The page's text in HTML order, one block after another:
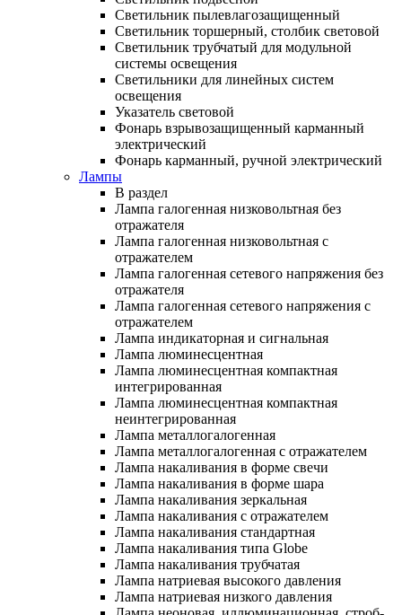
Светильник пылевлагозащищенный
Светильник торшерный, столбик световой
Светильник трубчатый для модульной
системы освещения
Светильники для линейных систем
освещения
Указатель световой
Фонарь взрывозащищенный карманный
электрический
Фонарь карманный, ручной электрический
Лампы
В раздел
Лампа галогенная низковольтная без
отражателя
Лампа галогенная низковольтная с
отражателем
Лампа галогенная сетевого напряжения без
отражателя
Лампа галогенная сетевого напряжения с
отражателем
Лампа индикаторная и сигнальная
Лампа люминесцентная
Лампа люминесцентная компактная
интегрированная
Лампа люминесцентная компактная
неинтегрированная
Лампа металлогалогенная
Лампа металлогалогенная с отражателем
Лампа накаливания в форме свечи
Лампа накаливания в форме шара
Лампа накаливания зеркальная
Лампа накаливания с отражателем
Лампа накаливания стандартная
Лампа накаливания типа Globe
Лампа накаливания трубчатая
Лампа натриевая высокого давления
Лампа натриевая низкого давления